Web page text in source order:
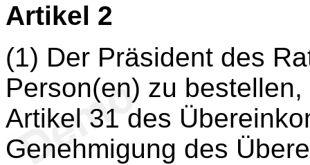
Artikel 2
(1) Der Präsident des
Person(en) zu
Artikel 31 des
Genehmigung des